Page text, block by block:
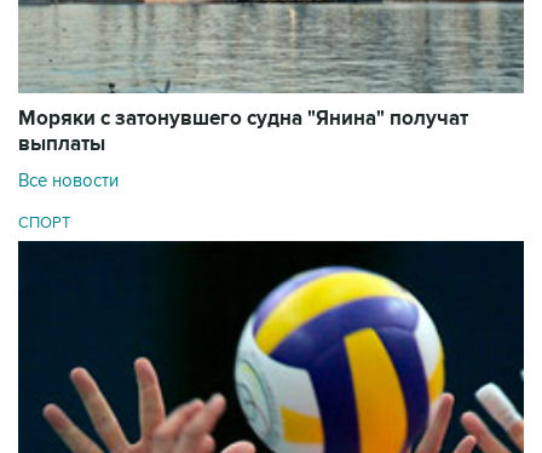
Моряки с затонувшего судна "Янина" получат
выплаты
Все новости
СПОРТ